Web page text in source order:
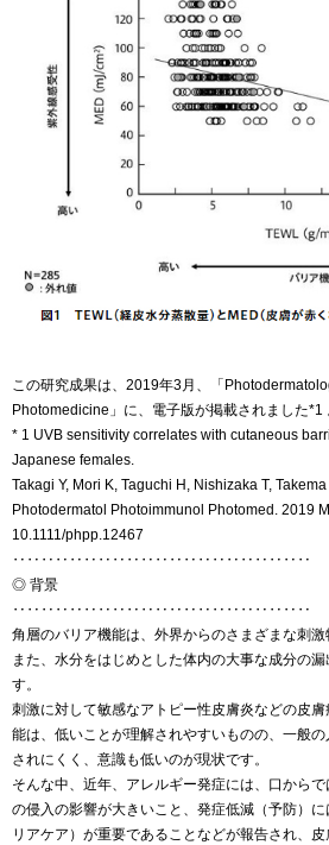
この研究成果は、2019年3月、「
Photomedicine」に、電子版が掲載されました*1
* 1 UVB sensitivity correlates with cutaneous
Japanese females.
Takagi Y, Mori K, Taguchi H, Nishizaka T, Takema
Photodermatol Photoimmunol Photomed. 2019
10.1111/phpp.12467
‥‥‥‥‥‥‥‥‥‥‥‥‥‥‥‥‥‥‥‥‥
◎ 背景
‥‥‥‥‥‥‥‥‥‥‥‥‥‥‥‥‥‥‥‥‥
角層のバリア機能は、外界からのさまざまな刺激
また、水分をはじめとした体内の大事な成分の
す。
刺激に対して敏感なアトピー性皮膚炎などの皮
能は、低いことが理解されやすいものの、一般
されにくく、意識も低いのが現状です。
そんな中、近年、アレルギー発症には、口から
の侵入の影響が大きいこと、発症低減（予防）
リアケア）が重要であることなどが報告され、